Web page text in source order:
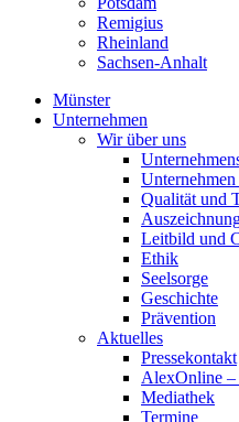
Remigius
Rheinland
Sachsen-Anhalt
Münster
Unternehmen
Wir über uns
Qualität und
Leitbild und
Ethik
Seelsorge
Geschichte
Prävention
Aktuelles
Pressekontakt
AlexOnline –
Mediathek
Termine